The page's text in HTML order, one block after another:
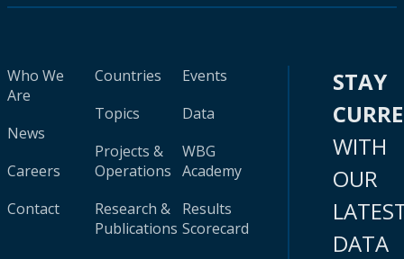
Who We
Are
News
Careers
Contact
Countries
Topics
Projects &
Operations
Research &
Publications
Events
Data
WBG
Academy
Results
Scorecard
STAY
WITH
OUR
DATA